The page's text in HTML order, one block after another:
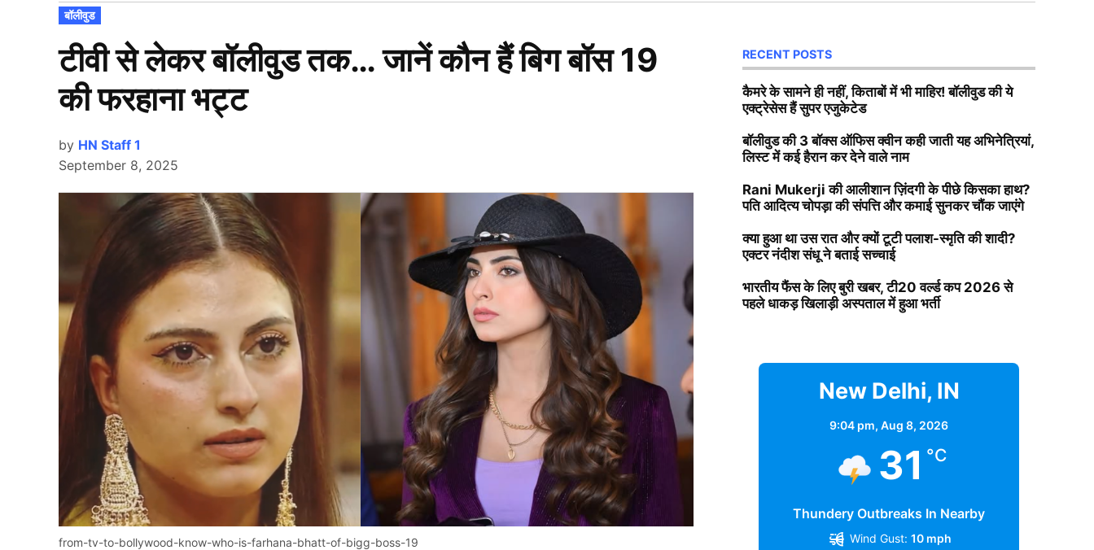
Open
POSTED
IN
बॉलीवुड
टीवी से लेकर बॉलीवुड तक… जानें कौन हैं बिग बॉस 19
की फरहाना भट्ट
by HN Staff 1
September 8, 2025
from-tv-to-bollywood-know-who-is-farhana-bhatt-of-bigg-boss-19
RECENT POSTS
कैमरे के सामने ही नहीं, किताबों में भी माहिर! बॉलीवुड की ये
एक्ट्रेसेस हैं सुपर एजुकेटेड
बॉलीवुड की 3 बॉक्स ऑफिस क्वीन कही जाती यह अभिनेत्रियां,
लिस्ट में कई हैरान कर देने वाले नाम
Rani Mukerji की आलीशान ज़िंदगी के पीछे किसका हाथ?
पति आदित्य चोपड़ा की संपत्ति और कमाई सुनकर चौंक जाएंगे
क्या हुआ था उस रात और क्यों टूटी पलाश-स्मृति की शादी?
एक्टर नंदीश संधू ने बताई सच्चाई
भारतीय फैंस के लिए बुरी खबर, टी20 वर्ल्ड कप 2026 से
पहले धाकड़ खिलाड़ी अस्पताल में हुआ भर्ती
New Delhi, IN
9:04 pm, Aug 8, 2026
31 °C
Thundery Outbreaks In Nearby
Wind Gust: 10 mph